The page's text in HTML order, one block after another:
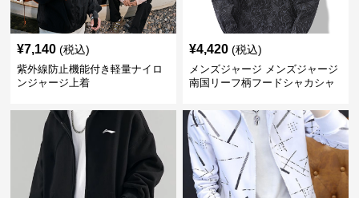
¥7,140 (税込)
紫外線防止機能付き軽量ナイロ
ンジャージ上着
¥4,420 (税込)
メンズジャージ メンズジャージ
南国リーフ柄フードシャカシャ